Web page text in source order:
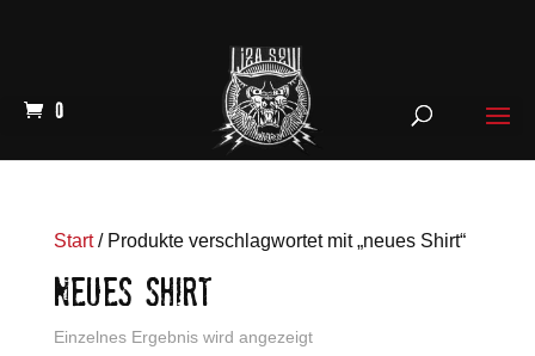
0
Start/ Produkte verschlagwortet mit „neues Shirt“
NEUES SHIRT
Einzelnes Ergebnis wird angezeigt